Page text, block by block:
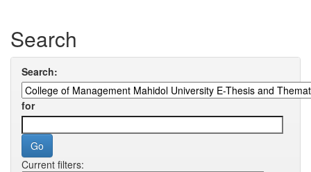
Search
Search:
for
Current filters: